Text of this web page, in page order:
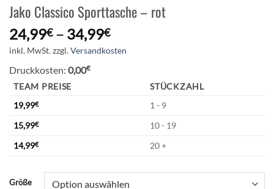
Jako Classico Sporttasche – rot
24,99€– 34,99€
inkl. MwSt.zzgl.Versandkosten
Druckkosten: 0,00€
TEAM PREISE
STÜCKZAHL
19,99€
1 - 9
15,99€
10 - 19
14,99€ 20 +
Größe
Alternative: